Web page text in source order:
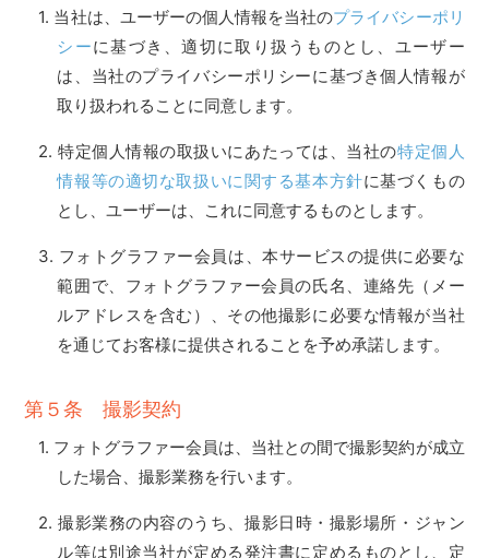
当社は、ユーザーの個人情報を当社のプライバシーポリ
シーに基づき、適切に取り扱うものとし、ユーザー
は、当社のプライバシーポリシーに基づき個人情報が
取り扱われることに同意します。
特定個人情報の取扱いにあたっては、当社の特定個人
情報等の適切な取扱いに関する基本方針に基づくもの
とし、ユーザーは、これに同意するものとします。
フォトグラファー会員は、本サービスの提供に必要な
範囲で、フォトグラファー会員の氏名、連絡先（メー
ルアドレスを含む）、その他撮影に必要な情報が当社
を通じてお客様に提供されることを予め承諾します。
第５条 撮影契約
フォトグラファー会員は、当社との間で撮影契約が成立
した場合、撮影業務を行います。
撮影業務の内容のうち、撮影日時・撮影場所・ジャン
ル等は別途当社が定める発注書に定めるものとし、定